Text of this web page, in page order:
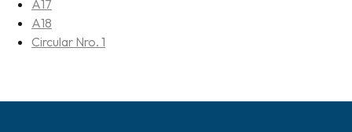
A17
A18
Circular Nro. 1